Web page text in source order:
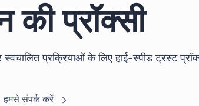
की प्रॉक्सी
स्वचालित प्रक्रियाओं के लिए हाई-स्पीड ट्रस्ट
हमसे संपर्क करें